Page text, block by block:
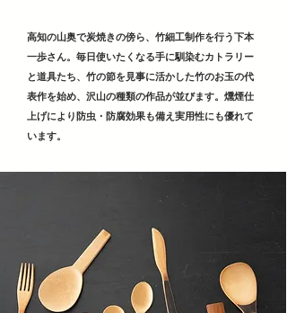
高知の山奥で炭焼きの傍ら、竹細工制作を行う下本
一歩さん。毎日使いたくなる手に馴染むカトラリー
と道具たち、竹の節を見事に活かした竹のお玉の代
表作を始め、沢山の種類の作品が並びます。燻煙仕
上げにより防虫・防腐効果も備え実用性にも優れて
います。